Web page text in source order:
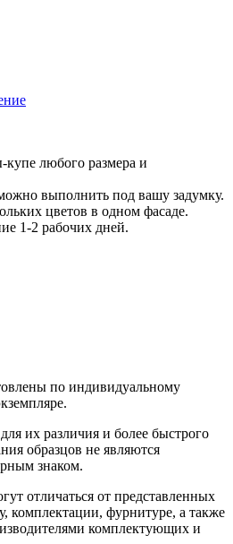
любого размера и
выполнить под вашу задумку.
цветов в одном фасаде.
1-2 рабочих дней.
по индивидуальному
их различия и более быстрого
образцов не являются
знаком.
отличаться от представленных
комплектации, фурнитуре, а также
комплектующих и